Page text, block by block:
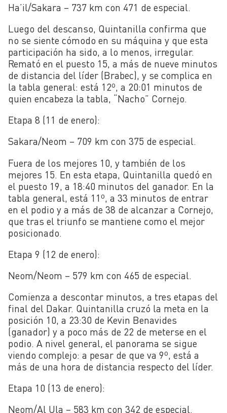
Ha’il/Sakara – 737 km con 471 de especial.
Luego del descanso, Quintanilla confirma que
no se siente cómodo en su máquina y que esta
participación ha sido, a lo menos, irregular.
Remató en el puesto 15, a más de nueve minutos
de distancia del líder (Brabec), y se complica en
la tabla general: está 12º, a 20:01 minutos de
quien encabeza la tabla, “Nacho” Cornejo.
Etapa 8 (11 de enero):
Sakara/Neom – 709 km con 375 de especial.
Fuera de los mejores 10, y también de los
mejores 15. En esta etapa, Quintanilla quedó en
el puesto 19, a 18:40 minutos del ganador. En la
tabla general, está 11º, a 33 minutos de entrar
en el podio y a más de 38 de alcanzar a Cornejo,
que tras el triunfo se mantiene como el mejor
posicionado.
Etapa 9 (12 de enero):
Neom/Neom – 579 km con 465 de especial.
Comienza a descontar minutos, a tres etapas del
final del Dakar. Quintanilla cruzó la meta en la
posición 10, a 23:30 de Kevin Benavides
(ganador) y a poco más de 22 de meterse en el
podio. A nivel general, el panorama se sigue
viendo complejo: a pesar de que va 9º, está a
más de una hora de distancia respecto del líder.
Etapa 10 (13 de enero):
Neom/Al Ula – 583 km con 342 de especial.